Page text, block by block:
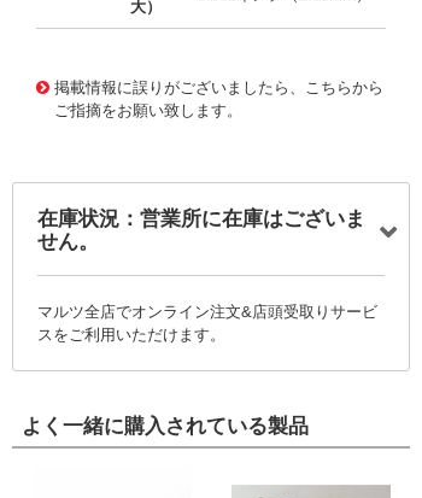
大）
掲載情報に誤りがございましたら、こちらから
ご指摘をお願い致します。
在庫状況：営業所に在庫はございま
せん。
マルツ全店でオンライン注文&店頭受取りサービ
スをご利用いただけます。
よく一緒に購入されている製品